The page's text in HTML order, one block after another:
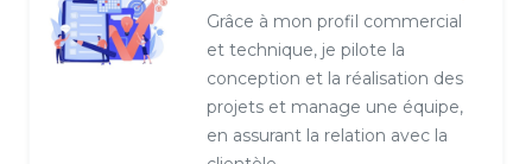
Grâce à mon profil commercial
et technique, je pilote la
conception et la réalisation des
projets et manage une équipe,
en assurant la relation avec la